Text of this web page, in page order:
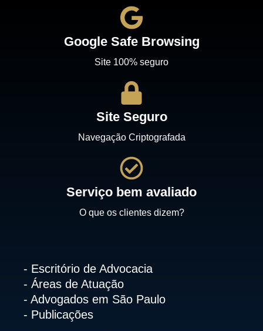
Google Safe Browsing
Site 100% seguro
Site Seguro
Navegação Criptografada
Serviço bem avaliado
O que os clientes dizem?
- Escritório de Advocacia
- Áreas de Atuação
- Advogados em São Paulo
- Publicações